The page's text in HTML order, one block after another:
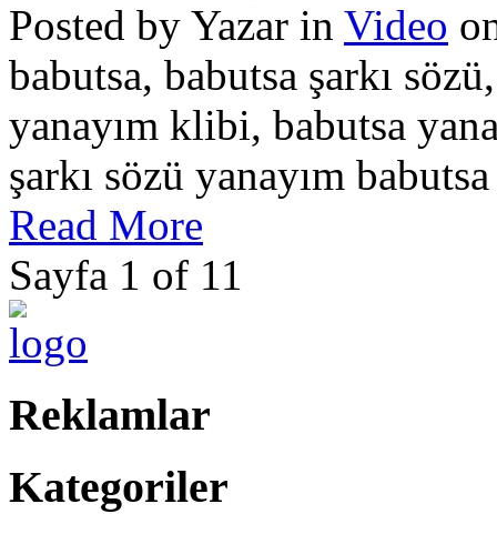
Posted by Yazar in Video
babutsa, babutsa şarkı
yanayım klibi, babutsa
şarkı sözü yanayım
Read More
Sayfa 1 of 11
Reklamlar
Kategoriler